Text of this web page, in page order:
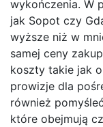
wykończenia. W
jak Sopot czy
wyższe niż w
samej ceny
koszty takie jak
prowizje dla
również
które obejmują